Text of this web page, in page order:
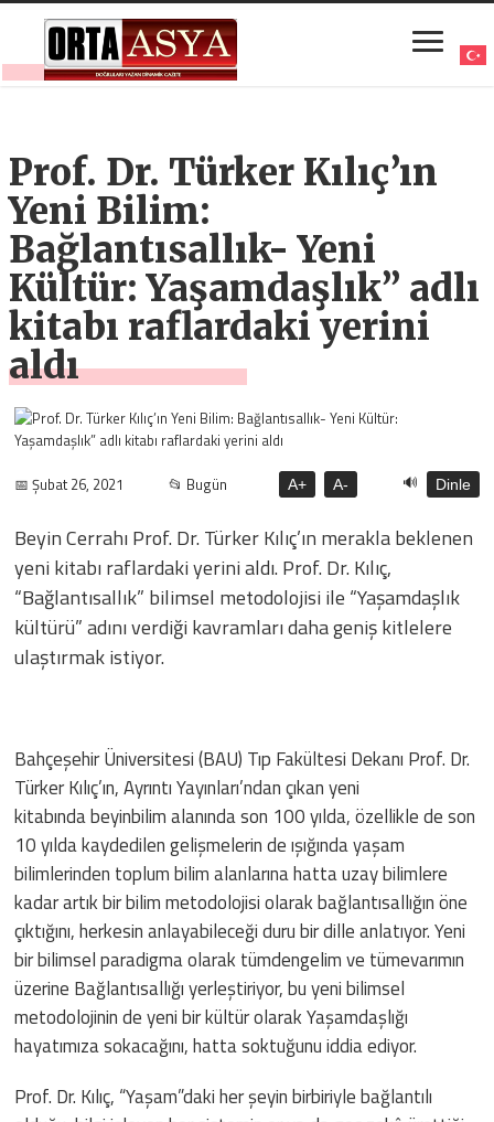
Prof. Dr. Türker Kılıç’ın
Yeni Bilim:
Bağlantısallık- Yeni
Kültür: Yaşamdaşlık” adlı
kitabı raflardaki yerini
aldı
📅 Şubat 26, 2021 📂 Bugün A+ A- 🔊 Dinle
Beyin Cerrahı Prof. Dr. Türker Kılıç’ın merakla beklenen
yeni kitabı raflardaki yerini aldı. Prof. Dr. Kılıç,
“Bağlantısallık” bilimsel metodolojisi ile “Yaşamdaşlık
kültürü” adını verdiği kavramları daha geniş kitlelere
ulaştırmak istiyor.
Bahçeşehir Üniversitesi (BAU) Tıp Fakültesi Dekanı Prof. Dr.
Türker Kılıç’ın, Ayrıntı Yayınları’ndan çıkan yeni
kitabında beyinbilim alanında son 100 yılda, özellikle de son
10 yılda kaydedilen gelişmelerin de ışığında yaşam
bilimlerinden toplum bilim alanlarına hatta uzay bilimlere
kadar artık bir bilim metodolojisi olarak bağlantısallığın öne
çıktığını, herkesin anlayabileceği duru bir dille anlatıyor. Yeni
bir bilimsel paradigma olarak tümdengelim ve tümevarımın
üzerine Bağlantısallığı yerleştiriyor, bu yeni bilimsel
metodolojinin de yeni bir kültür olarak Yaşamdaşlığı
hayatımıza sokacağını, hatta soktuğunu iddia ediyor.
Prof. Dr. Kılıç, “Yaşam”daki her şeyin birbiriyle bağlantılı